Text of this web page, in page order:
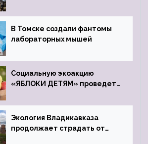
В Томске создали фантомы
лабораторных мышей
Социальную экоакцию
«ЯБЛОКИ ДЕТЯМ» проведет
Экология Владикавказа
продолжает страдать от